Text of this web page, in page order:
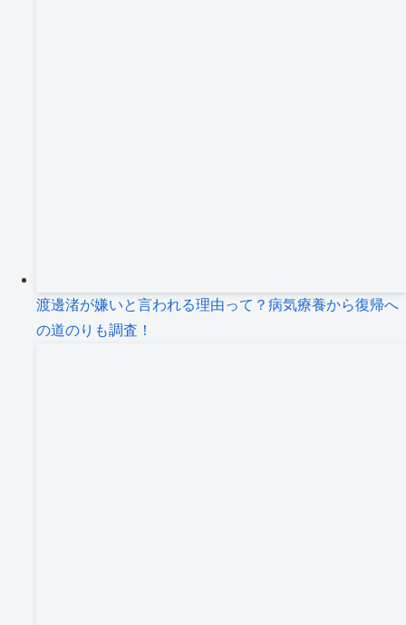
渡邊渚が嫌いと言われる理由って？病気療養から復帰へ
の道のりも調査！